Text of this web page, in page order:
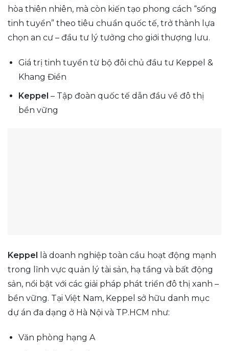
hòa thiên nhiên, mà còn kiến tạo phong cách “sống
tinh tuyển” theo tiêu chuẩn quốc tế, trở thành lựa
chọn an cư – đầu tư lý tưởng cho giới thượng lưu.
Giá trị tinh tuyển từ bộ đôi chủ đầu tư Keppel &
Khang Điền
Keppel – Tập đoàn quốc tế dẫn đầu về đô thị
bền vững
Keppel là doanh nghiệp toàn cầu hoạt động mạnh
trong lĩnh vực quản lý tài sản, hạ tầng và bất động
sản, nổi bật với các giải pháp phát triển đô thị xanh –
bền vững. Tại Việt Nam, Keppel sở hữu danh mục
dự án đa dạng ở Hà Nội và TP.HCM như:
Văn phòng hạng A